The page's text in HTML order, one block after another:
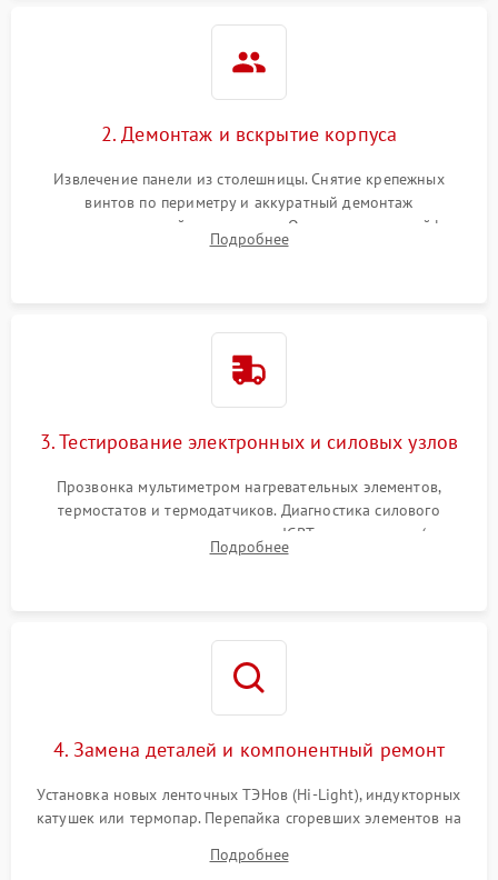
2. Демонтаж и вскрытие корпуса
Извлечение панели из столешницы. Снятие крепежных
винтов по периметру и аккуратный демонтаж
стеклокерамической поверхности. Отсоединение шлейфов
сенсорного блока для доступа к силовым платам, катушкам
Подробнее
3. Тестирование электронных и силовых узлов
Прозвонка мультиметром нагревательных элементов,
термостатов и термодатчиков. Диагностика силового
модуля, реле, диодных мостов и IGBT-транзисторов (для
индукции). Проверка кранов и газ-контроля (для газовых
Подробнее
4. Замена деталей и компонентный ремонт
Установка новых ленточных ТЭНов (Hi-Light), индукторных
катушек или термопар. Перепайка сгоревших элементов на
дорожек. Очистка контактов и замена поврежденной
Подробнее